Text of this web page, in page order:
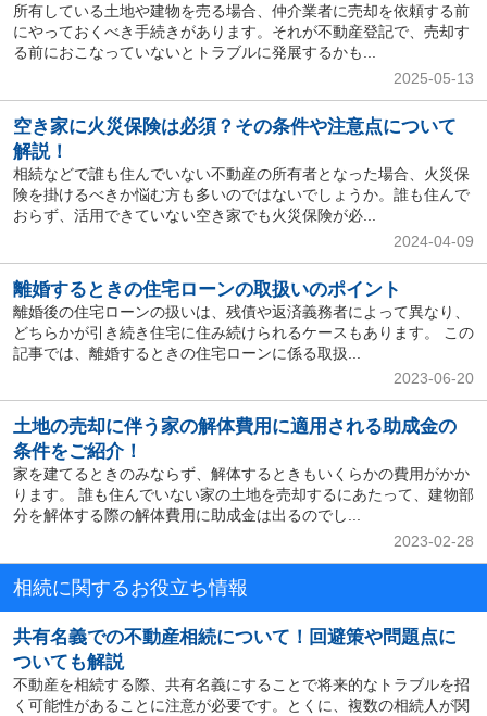
所有している土地や建物を売る場合、仲介業者に売却を依頼する前
にやっておくべき手続きがあります。それが不動産登記で、売却す
る前におこなっていないとトラブルに発展するかも...
2025-05-13
空き家に火災保険は必須？その条件や注意点について
解説！
相続などで誰も住んでいない不動産の所有者となった場合、火災保
険を掛けるべきか悩む方も多いのではないでしょうか。誰も住んで
おらず、活用できていない空き家でも火災保険が必...
2024-04-09
離婚するときの住宅ローンの取扱いのポイント
離婚後の住宅ローンの扱いは、残債や返済義務者によって異なり、
どちらかが引き続き住宅に住み続けられるケースもあります。 この
記事では、離婚するときの住宅ローンに係る取扱...
2023-06-20
土地の売却に伴う家の解体費用に適用される助成金の
条件をご紹介！
家を建てるときのみならず、解体するときもいくらかの費用がかか
ります。 誰も住んでいない家の土地を売却するにあたって、建物部
分を解体する際の解体費用に助成金は出るのでし...
2023-02-28
相続に関するお役立ち情報
共有名義での不動産相続について！回避策や問題点に
ついても解説
不動産を相続する際、共有名義にすることで将来的なトラブルを招
く可能性があることに注意が必要です。とくに、複数の相続人が関